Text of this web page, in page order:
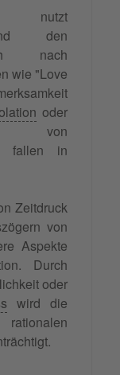
nutzt
den
nach
wie "Love
oder
von
fallen in
Zeitdruck
von
Aspekte
Durch
oder
wird die